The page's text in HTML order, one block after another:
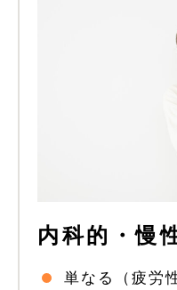
内科的・慢
単なる（疲労